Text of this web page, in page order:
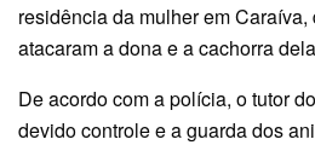
residência da mulher em
atacaram a dona e a cachorra
De acordo com a polícia, o tutor
devido controle e a guarda dos